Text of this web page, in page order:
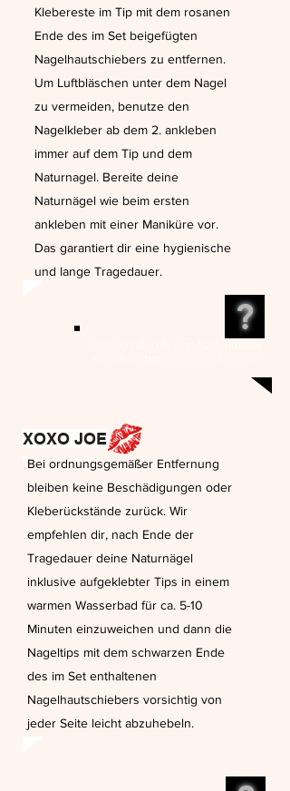
Klebereste im Tip mit dem rosanen
Ende des im Set beigefügten
Nagelhautschiebers zu entfernen.
Um Luftbläschen unter dem Nagel
zu vermeiden, benutze den
Nagelkleber ab dem 2. ankleben
immer auf dem Tip und dem
Naturnagel. Bereite deine
Naturnägel wie beim ersten
ankleben mit einer Maniküre vor.
Das garantiert dir eine hygienische
und lange Tragedauer.
?
XOXO JOE
Bei ordnungsgemäßer Entfernung
bleiben keine Beschädigungen oder
Kleberückstände zurück. Wir
empfehlen dir, nach Ende der
Tragedauer deine Naturnägel
inklusive aufgeklebter Tips in einem
warmen Wasserbad für ca. 5-10
Minuten einzuweichen und dann die
Nageltips mit dem schwarzen Ende
des im Set enthaltenen
Nagelhautschiebers vorsichtig von
jeder Seite leicht abzuhebeln.